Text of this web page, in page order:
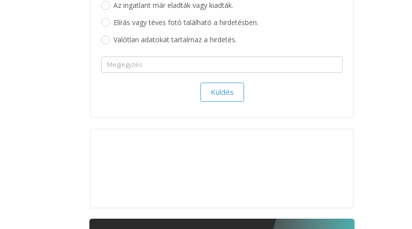
Az ingatlant már eladták vagy kiadták.
Elírás vagy téves fotó található a hirdetésben.
Valótlan adatokat tartalmaz a hirdetés.